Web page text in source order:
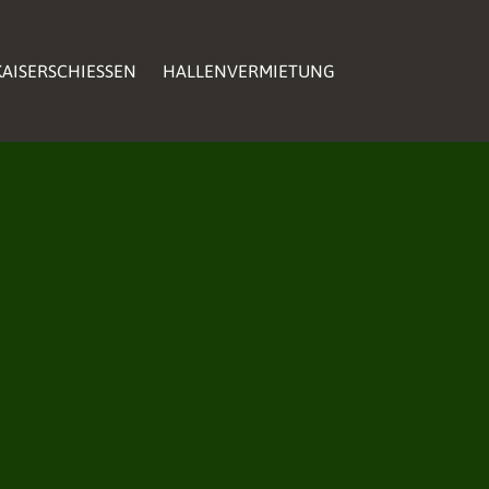
HALLENVERMIETUNG
HALLENVERMIETUNG
HALLENVERMIETUNG